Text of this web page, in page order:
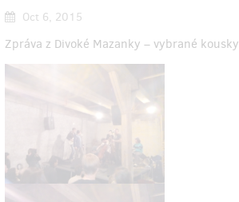
Oct 6, 2015
Zpráva z Divoké Mazanky – vybrané kousky